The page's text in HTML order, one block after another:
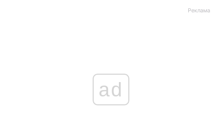
Реклама
ad